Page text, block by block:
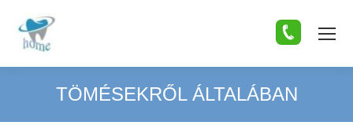
TÖMÉSEKRŐL ÁLTALÁBAN